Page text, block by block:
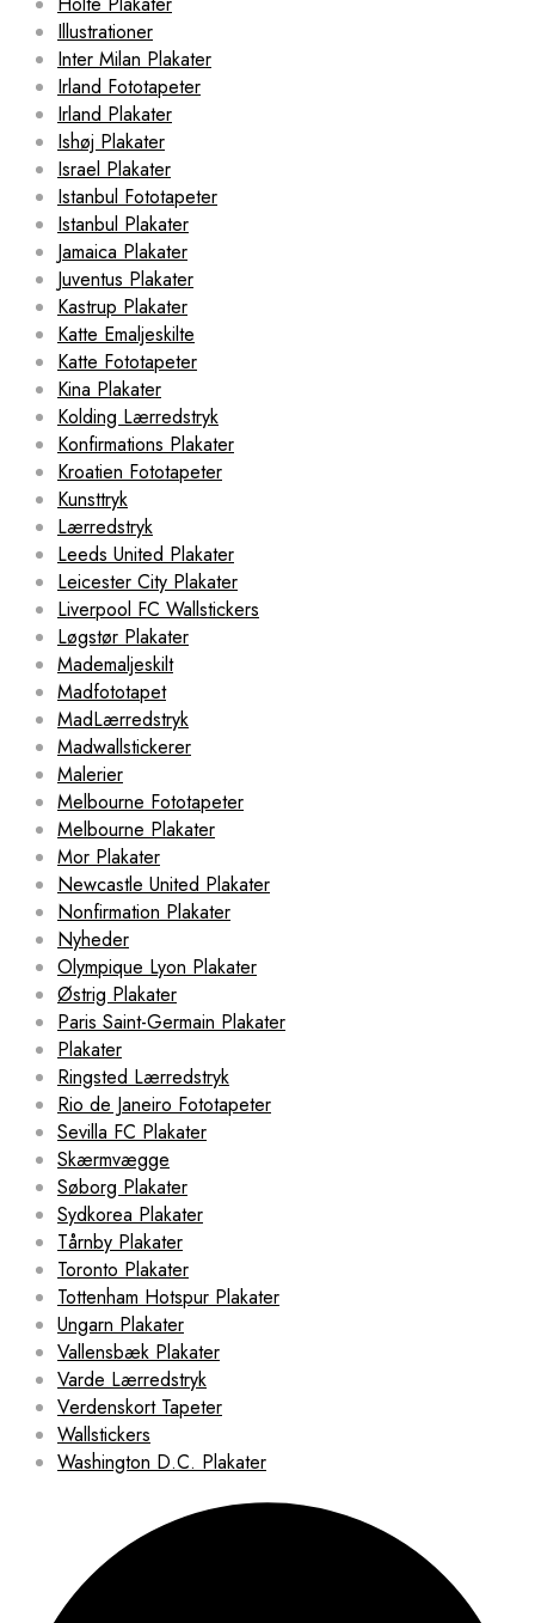
Illustrationer
Inter Milan Plakater
Irland Fototapeter
Irland Plakater
Ishøj Plakater
Israel Plakater
Istanbul Fototapeter
Istanbul Plakater
Jamaica Plakater
Juventus Plakater
Kastrup Plakater
Katte Emaljeskilte
Katte Fototapeter
Kina Plakater
Kolding Lærredstryk
Konfirmations Plakater
Kroatien Fototapeter
Kunsttryk
Lærredstryk
Leeds United Plakater
Leicester City Plakater
Liverpool FC Wallstickers
Løgstør Plakater
Mademaljeskilt
Madfototapet
MadLærredstryk
Madwallstickerer
Malerier
Melbourne Fototapeter
Melbourne Plakater
Mor Plakater
Newcastle United Plakater
Nonfirmation Plakater
Nyheder
Olympique Lyon Plakater
Østrig Plakater
Paris Saint-Germain Plakater
Plakater
Ringsted Lærredstryk
Rio de Janeiro Fototapeter
Sevilla FC Plakater
Skærmvægge
Søborg Plakater
Sydkorea Plakater
Tårnby Plakater
Toronto Plakater
Tottenham Hotspur Plakater
Ungarn Plakater
Vallensbæk Plakater
Varde Lærredstryk
Verdenskort Tapeter
Wallstickers
Washington D.C. Plakater